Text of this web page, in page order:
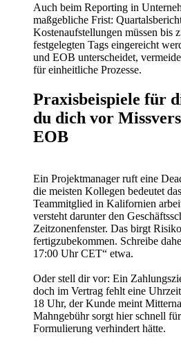
Auch beim Reporting in
maßgebliche Frist:
Kostenaufstellungen müssen bis
festgelegten Tags eingereicht
und EOB unterscheidet,
für einheitliche Prozesse.
Praxisbeispiele für
du dich vor
EOB
Ein Projektmanager ruft eine
die meisten Kollegen bedeutet
Teammitglied in Kalifornien
versteht darunter den
Zeitzonenfenster. Das birgt
fertigzubekommen. Schreibe
17:00 Uhr CET“ etwa.
Oder stell dir vor: Ein
doch im Vertrag fehlt eine
18 Uhr, der Kunde meint
Mahngebühr sorgt hier schnell
Formulierung verhindert hätte.